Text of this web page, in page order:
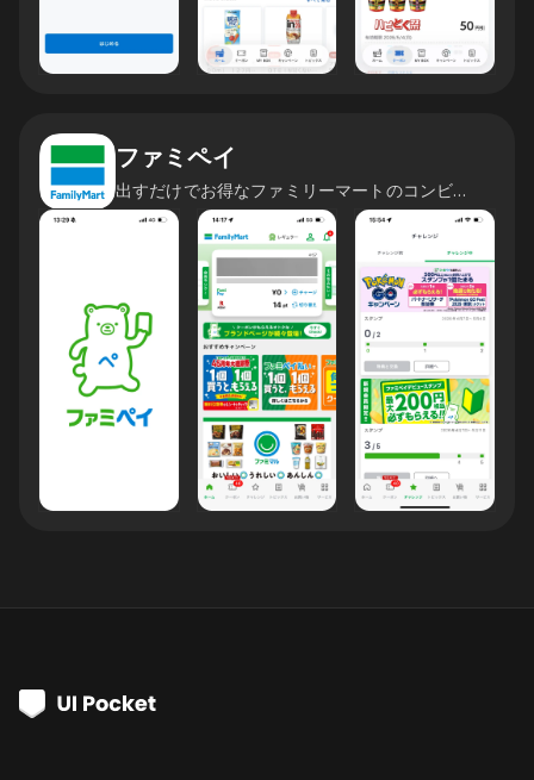
ファミペイ
出すだけでお得なファミリーマートのコンビニアプリ